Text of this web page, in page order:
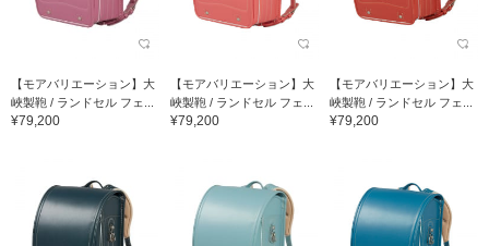
【モアバリエーション】大
峽製鞄 / ランドセル フェ...
¥79,200
【モアバリエーション】大
峽製鞄 / ランドセル フェ...
¥79,200
【モアバリエーション】大
峽製鞄 / ランドセル フェ...
¥79,200